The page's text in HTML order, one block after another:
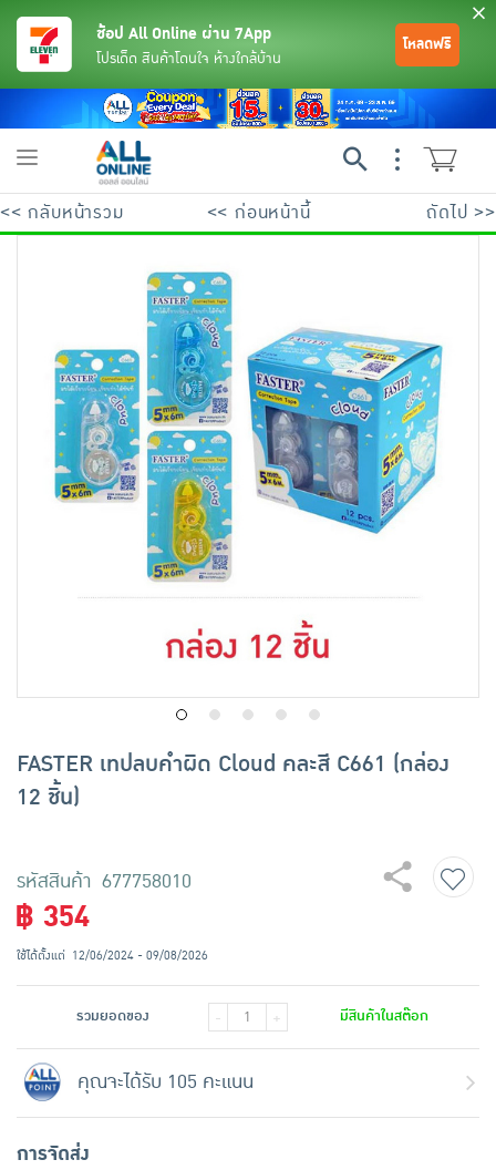
ย้อนกลับ
เครื่องดื่มและผงชงดื่ม
เครื่องปรุงรสและของแห้ง
ขนมขบเคี้ยว และช็อคโกแลต
ย้อนกลับ
ย้อนกลับ
ย้อนกลับ
ย้อนกลับ
ย้อนกลับ
ย้อนกลับ
ย้อนกลับ
ย้อนกลับ
ย้อนกลับ
พระเครื่อง test pop
ย้อนกลับ
ช้อป All Online ผ่าน 7App
โปรเด็ด สินค้าโดนใจ ห้างใกล้บ้าน
โหลดฟรี
Toggle
<< กลับหน้ารวม << ก่อนหน้านี้ ถัดไป >>
FASTER เทปลบคำผิด Cloud คละสี C661 (กล่อง
12 ชิ้น)
รหัสสินค้า 677758010
฿ 354
ใช้ได้ตั้งแต่ 12/06/2024 - 09/08/2026
รวมยอดของ - + มีสินค้าในสต๊อก
คุณจะได้รับ 105 คะแนน
การจัดส่ง